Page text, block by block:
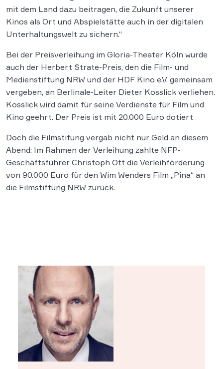
mit dem Land dazu beitragen, die Zukunft unserer
Kinos als Ort und Abspielstätte auch in der digitalen
Unterhaltungs­welt zu sichern.“
Bei der Preisverleihung im Gloria-Theater Köln wurde
auch der Herbert Strate-Preis, den die Film- und
Medienstiftung NRW und der HDF Kino e.V. gemeinsam
vergeben, an Berlinale-Leiter Dieter Kosslick verliehen.
Kosslick wird damit für seine Verdienste für Film und
Kino geehrt. Der Preis ist mit 20.000 Euro dotiert
Doch die Filmstifung vergab nicht nur Geld an diesem
Abend: Im Rahmen der Verleihung zahlte NFP-
Geschäftsführer Christoph Ott die Verleihförderung
von 90.000 Euro für den Wim Wenders Film „Pina“ an
die Filmstiftung NRW zurück.